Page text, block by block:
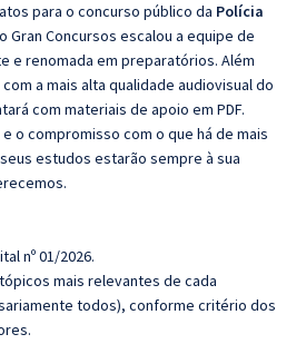
para o concurso público da Polícia
Gran Concursos escalou a equipe de
e renomada em preparatórios. Além
a mais alta qualidade audiovisual do
com materiais de apoio em PDF.
o compromisso com o que há de mais
estudos estarão sempre à sua
nº 01/2026.
mais relevantes de cada
todos), conforme critério dos